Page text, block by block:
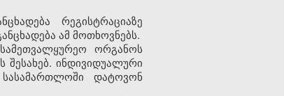
რეგისტრაციაზე
ამ მოთხოვნებს.
ორგანოს
ინდივიდუალური
დატოვონ